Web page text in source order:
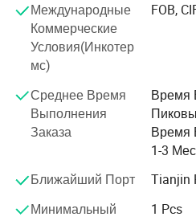
Наша компания специально
полный комплект
оборудования, таких как
платы производственной
производственной линии
химического гипс),
производственной линии,
производственной линии и
производственной линии и
и запасных частей и
Международные
Коммерческие
Условия(Инкотер
мс)
FOB,
Среднее Время
Выполнения
Заказа
Время
Время
1-3
Ближайший Порт
Tianjin
Минимальный
1 Pcs